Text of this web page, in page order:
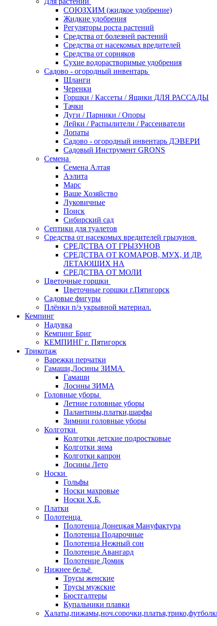
СОЮЗХИМ (жидкое удобрение)
Жидкие удобрения
Регуляторы роста растений
Средства от болезней растений
Средства от насекомых вредителей
Средства от сорняков
Сухие водорастворимые удобрения
Садово - огородный инвентарь
Шланги
Черенки
Горшки / Кассеты / Ящики ДЛЯ РАССАДЫ
Тачки
Дуги / Парники / Опоры
Лейки / Распылители / Рассеиватели
Лопаты
Садово - огородный инвентарь ДЭВЕРИ
Садовый Инструмент GRONS
Семена
Семена Алтая
Аэлита
Марс
Ваше Хозяйство
Луковичные
Поиск
Сибирский сад
Септики для туалетов
Средства от насекомых вредителей грызунов
СPEДСТВА ОТ ГРЫЗУНОВ
СРЕДСТВА ОТ КОМАРОВ, МУХ, И ДР.
ЛЕТАЮЩИХ НА
СРЕДСТВА ОТ МОЛИ
Цветочные горшки
Цветочные горшки г.Пятигорск
Садовые фигуры
Плёнки п/э укрывной материал.
Кемпинг
Надувка
Кемпинг Бриг
КЕМПИНГ г. Пятигорск
Трикотаж
Варежки перчатки
Гамаши,Лосины ЗИМА
Гамаши
Лосины ЗИМА
Головные уборы
Летние головные уборы
Палантины,платки,шарфы
Зимнии головные уборы
Колготки
Колготки детские подростковые
Колготки зима
Колготки капрон
Лосины Лето
Носки
Гольфы
Носки махровые
Носки Х.Б.
Платки
Полотенца
Полотенца Донецкая Мануфактура
Полотенца Подарочные
Полотенца Нежный сон
Полотенце Авангард
Полотенце Домик
Нижнее бельё
Трусы женские
Трусы мужские
Бюстгалтеры
Купальники плавки